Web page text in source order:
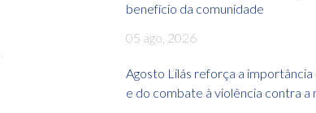
benefício da comunidade
05 ago, 2026
Agosto Lilás reforça a
e do combate à violência contra a